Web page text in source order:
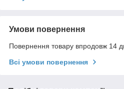
Умови повернення
Повернення товару впродовж 14
Всі умови повернення